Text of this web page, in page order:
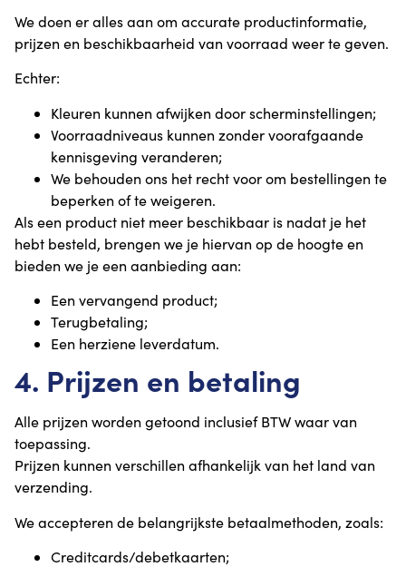
We doen er alles aan om accurate productinformatie,
prijzen en beschikbaarheid van voorraad weer te geven.
Echter:
Kleuren kunnen afwijken door scherminstellingen;
Voorraadniveaus kunnen zonder voorafgaande
kennisgeving veranderen;
We behouden ons het recht voor om bestellingen te
beperken of te weigeren.
Als een product niet meer beschikbaar is nadat je het
hebt besteld, brengen we je hiervan op de hoogte en
bieden we je een aanbieding aan:
Een vervangend product;
Terugbetaling;
Een herziene leverdatum.
4. Prijzen en betaling
Alle prijzen worden getoond inclusief BTW waar van
toepassing.
Prijzen kunnen verschillen afhankelijk van het land van
verzending.
We accepteren de belangrijkste betaalmethoden, zoals:
Creditcards/debetkaarten;